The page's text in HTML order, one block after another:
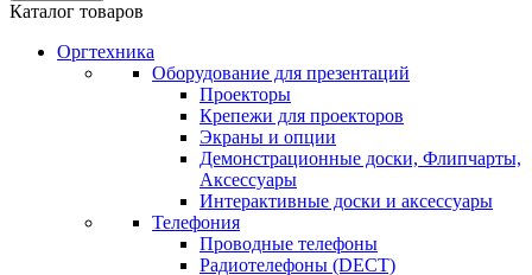
Каталог товаров
Оргтехника
Оборудование для презентаций
Проекторы
Крепежи для проекторов
Экраны и опции
Демонстрационные доски, Флипчарты,
Аксессуары
Интерактивные доски и аксессуары
Телефония
Проводные телефоны
Радиотелефоны (DECT)